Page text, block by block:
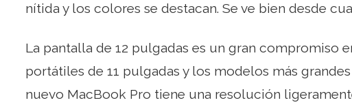
nítida y los colores se destacan. Se ve bien desde
La pantalla de 12 pulgadas es un gran compromiso
portátiles de 11 pulgadas y los modelos más
nuevo MacBook Pro tiene una resolución